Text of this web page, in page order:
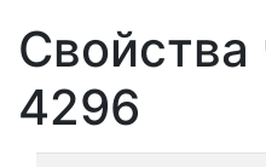
Свойства
4296